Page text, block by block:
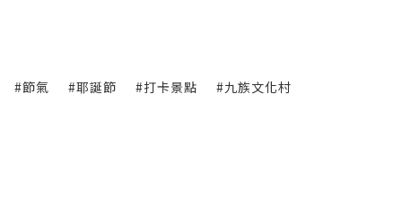
#節氣 #耶誕節 #打卡景點 #九族文化村